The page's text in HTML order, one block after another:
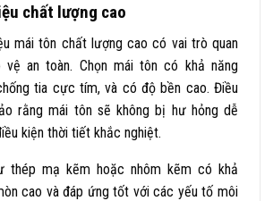
chất lượng cao
mái tôn chất lượng cao có vai trò quan
an toàn. Chọn mái tôn có khả năng
tia cực tím, và có độ bền cao. Điều
rằng mái tôn sẽ không bị hư hỏng dễ
kiện thời tiết khắc nghiệt.
thép mạ kẽm hoặc nhôm kẽm có khả
cao và đáp ứng tốt với các yếu tố môi